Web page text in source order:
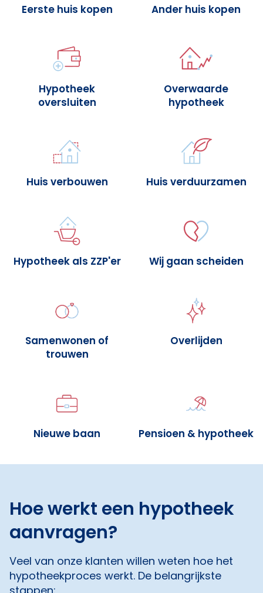
Eerste huis kopen Ander huis kopen
Hypotheek
oversluiten
Overwaarde
hypotheek
Huis verbouwen Huis verduurzamen
Hypotheek als ZZP'er Wij gaan scheiden
Samenwonen of
trouwen
Overlijden
Nieuwe baan Pensioen & hypotheek
Hoe werkt een hypotheek
aanvragen?
Veel van onze klanten willen weten hoe het
hypotheekproces werkt. De belangrijkste